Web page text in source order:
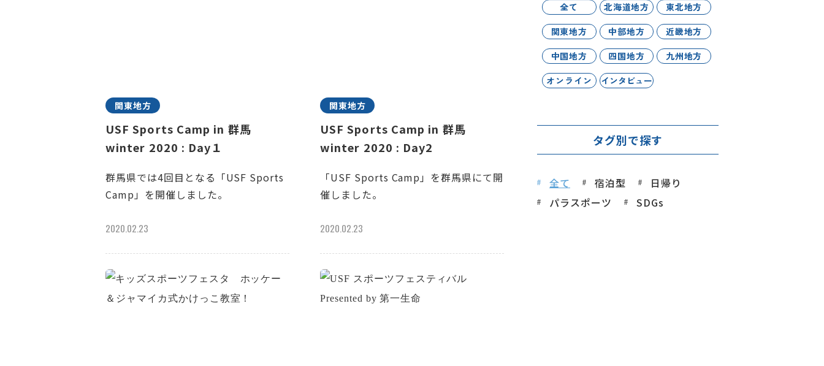
関東地方
USF Sports Camp in 群馬
winter 2020 : Day１
群馬県では4回目となる「USF Sports
Camp」を開催しました。
2020.02.23
関東地方
USF Sports Camp in 群馬
winter 2020 : Day2
「USF Sports Camp」を群馬県にて開
催しました。
2020.02.23
全て 北海道地方
東北地方
関東地方
中部地方
近畿地方
中国地方
四国地方
九州地方
オンライン
インタビュー
タグ別で探す
全て 宿泊型
日帰り
パラスポーツ
SDGs